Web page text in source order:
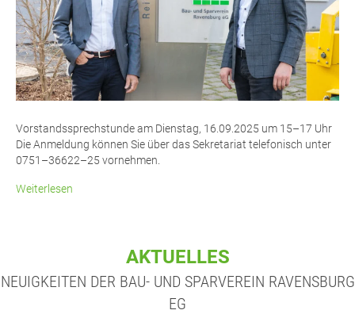
Vor­stands­sprech­stun­de am Diens­tag, 16.09.2025 um 15–17 Uhr
Die Anmel­dung kön­nen Sie über das Sekre­ta­ri­at tele­fo­nisch unter
0751–36622–25 vornehmen.
Weiterlesen
AKTUELLES
NEUIGKEITEN DER BAU- UND SPARVEREIN RAVENSBURG
EG